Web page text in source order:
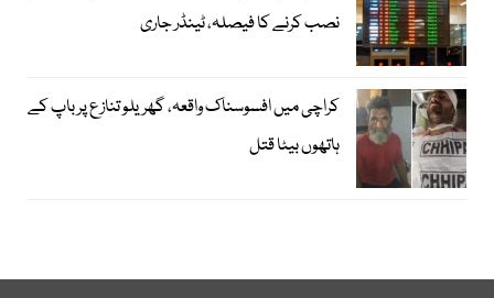
نصب کرنے کا فیصلہ، ٹینڈر جاری
کراچی میں افسوسناک واقعہ، گھریلو تنازع پر باپ کے
ہاتھوں بیٹا قتل